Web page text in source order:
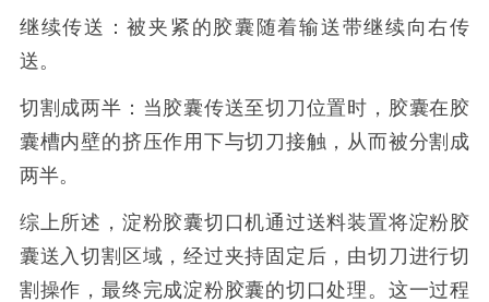
继续传送：被夹紧的胶囊随着输送带继续向右传
送。
切割成两半：当胶囊传送至切刀位置时，胶囊在胶
囊槽内壁的挤压作用下与切刀接触，从而被分割成
两半。
综上所述，淀粉胶囊切口机通过送料装置将淀粉胶
囊送入切割区域，经过夹持固定后，由切刀进行切
割操作，最终完成淀粉胶囊的切口处理。这一过程